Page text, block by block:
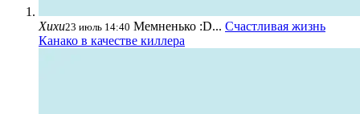
Хихи23 июль 14:40 Мемненько :D... Счастливая жизнь
Канако в качестве киллера